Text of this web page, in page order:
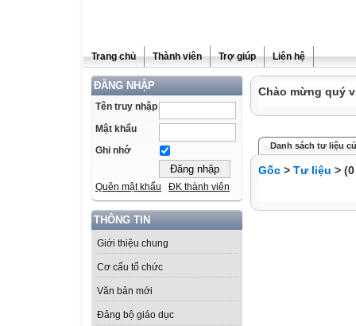
Trang chủ Thành viên Trợ giúp Liên hệ
ĐĂNG NHẬP
Tên truy nhập
Mật khẩu
Ghi nhớ
Quên mật khẩu ĐK thành viên
THÔNG TIN
Giới thiệu chung
Cơ cấu tổ chức
Văn bản mới
Đảng bộ giáo dục
Chào mừng quý
Danh sách tư liệu
Gốc > Tư liệu >